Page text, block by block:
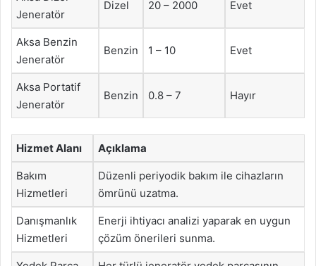
Jeneratör
Dizel 20 – 2000 Evet
Aksa Benzin
Jeneratör
Benzin 1 – 10 Evet
Aksa Portatif
Jeneratör
Benzin 0.8 – 7 Hayır
Hizmet Alanı Açıklama
Bakım
Hizmetleri
Düzenli periyodik bakım ile cihazların
ömrünü uzatma.
Danışmanlık
Hizmetleri
Enerji ihtiyacı analizi yaparak en uygun
çözüm önerileri sunma.